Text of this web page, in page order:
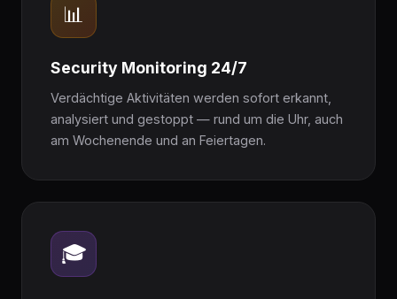
📊
Security Monitoring 24/7
Verdächtige Aktivitäten werden sofort erkannt,
analysiert und gestoppt — rund um die Uhr, auch
am Wochenende und an Feiertagen.
🎓